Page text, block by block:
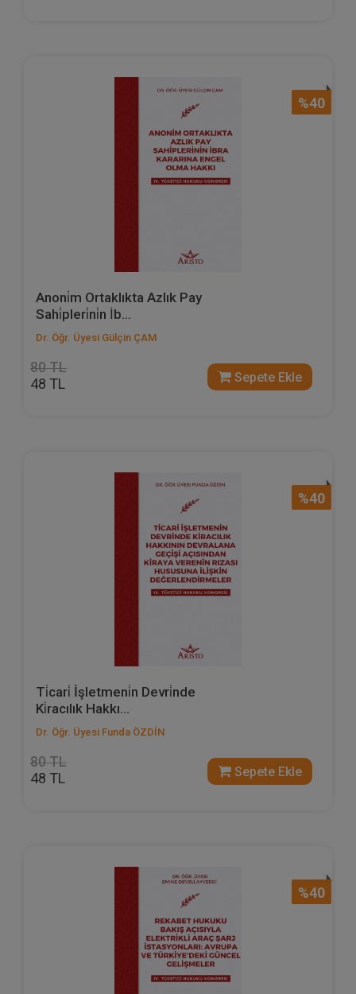
%40
Anoni̇m Ortaklıkta Azlık Pay
Sahi̇pleri̇ni̇n İb...
Dr. Öğr. Üyesi Gülçin ÇAM
80 TL
48 TL Sepete Ekle
%40
Ti̇cari̇ İşletmeni̇n Devri̇nde
Ki̇racılık Hakkı...
Dr. Öğr. Üyesi Funda ÖZDİN
80 TL
48 TL Sepete Ekle
%40